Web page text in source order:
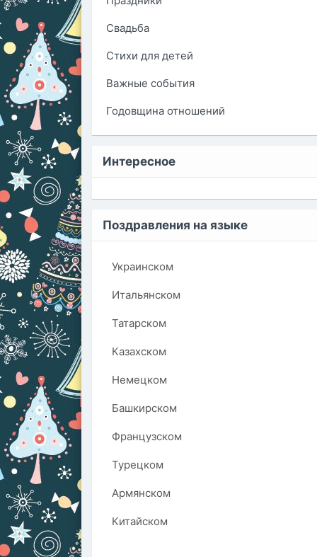
Свадьба
Стихи для детей
Важные события
Годовщина отношений
Интересное
Поздравления на языке
Украинском
Итальянском
Татарском
Казахском
Немецком
Башкирском
Французском
Турецком
Армянском
Китайском